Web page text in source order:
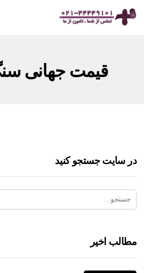
قیمت جهانی
در سایت جستجو کنید
مطالب اخیر